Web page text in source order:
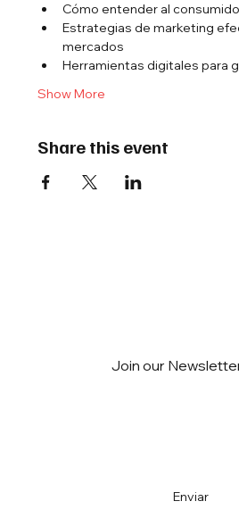
Cómo entender al
Estrategias de marketing
mercados
Herramientas digitales para
Show More
Share this event
Join our
Enviar